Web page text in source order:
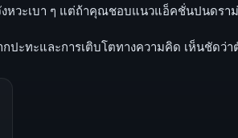
วะเบา ๆ แต่ถ้าคุณชอบแนวแอ็คชั่นปนดรา
ปะทะและการเติบโตทางความคิด เห็นชัดว่